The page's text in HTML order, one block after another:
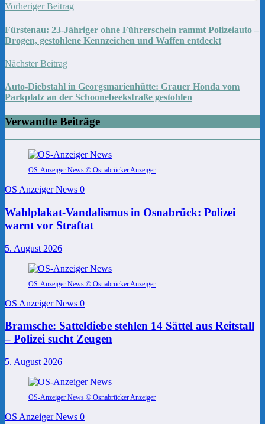
Vorheriger Beitrag
Fürstenau: 23-Jähriger ohne Führerschein rammt Polizeiauto –
Drogen, gestohlene Kennzeichen und Waffen entdeckt
Nächster Beitrag
Auto-Diebstahl in Georgsmarienhütte: Grauer Honda vom
Parkplatz an der Schoonebeekstraße gestohlen
Verwandte Beiträge
OS-Anzeiger News © Osnabrücker Anzeiger
OS Anzeiger News 0
Wahlplakat-Vandalismus in Osnabrück: Polizei
warnt vor Straftat
5. August 2026
OS-Anzeiger News © Osnabrücker Anzeiger
OS Anzeiger News 0
Bramsche: Satteldiebe stehlen 14 Sättel aus Reitstall
– Polizei sucht Zeugen
5. August 2026
OS-Anzeiger News © Osnabrücker Anzeiger
OS Anzeiger News 0